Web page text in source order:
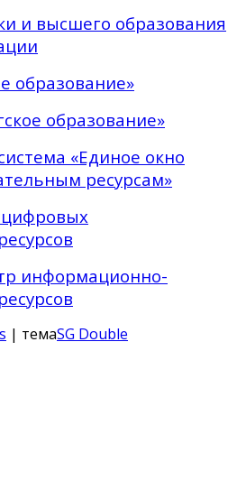
и высшего образования
образование»
образование»
«Единое окно
ресурсам»
цифровых
информационно-
| темаSG Double